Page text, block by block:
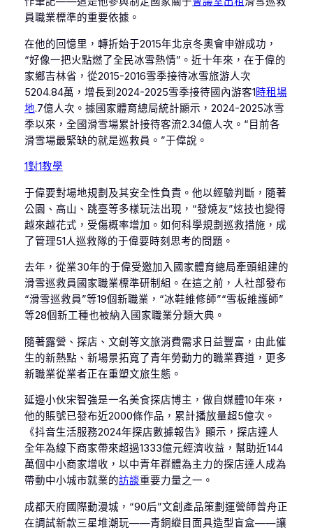
員職業標準的重要依據。
在他的回憶里，轉折始于2015年北京冬奧會申辦成功，
“好像一把火點燃了全民冰雪熱情”。近十年來，在于偉的
家鄉吉林省，從2015-2016雪季接待冰雪旅游人次
5204.84萬，增長到2024-2025雪季接待國內游客1時租場
地.7億人次。據國家體育總局統計顯示，2024-2025冰雪
季以來，全國滑雪場累計接待客流2.34億人次。“目前各
滑雪場最緊缺的就是巡救員。”于偉說。
1對1教學
于偉要對場地規劃及其安全性負責。他以經驗判斷，隨著
公園、高山、跳臺等多樣玩法出現，“發燒友”炫技也變得
越來越花式，受傷概率增加。如何科學規劃巡救措施，成
了管理51人巡救隊的于偉要時刻思考的問題。
去年，從業30年的于偉受邀加入國家體育總局牽頭組建的
滑雪巡救員國家職業標準研制組。在這之前，人社部發布
“滑雪巡救員”等19個新職業，“冰鞋維修師”“雪板維護師”
等28個新工種也被納入國家職業分類大典。
隨著露營、探店、文創等文旅消費需求日益豐富，由此催
生的新熱點、新場景拓寬了青年勞動力的職業賽道，更多
新職業從業者正在重塑文旅生態。
延邊小伙宋智強是一名美食探店博主，做自媒體10年來，
他的賬號已發布近2000條作品，累計播放量超5億次。
《抖音生活服務2024年探店數據報告》顯示，探店達人
全年為線下商家帶來超過1333億元經濟收益，幫助近144
萬個中小商家增收，以中青年群體為主力的探店達人成為
帶動中小城市就業的訪談重要力量之一。
成都天府國際動漫城，“90后”文創產品策劃運營師曾舟正
在調試新款三星堆潮玩——青銅縱目面具造型盲盒——讓